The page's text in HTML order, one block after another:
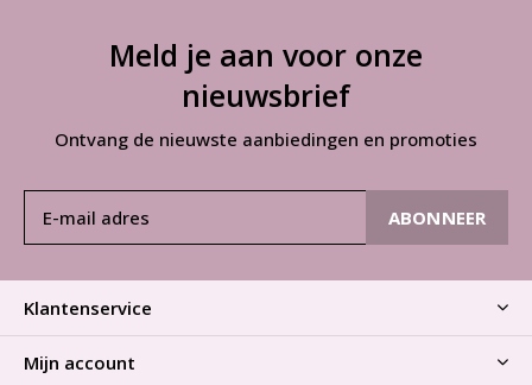
Meld je aan voor onze
nieuwsbrief
Ontvang de nieuwste aanbiedingen en promoties
ABONNEER
Klantenservice
Mijn account